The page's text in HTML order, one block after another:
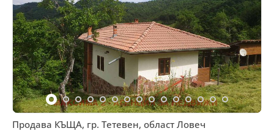
Продава КЪЩА, гр. Тетевен, област Ловеч